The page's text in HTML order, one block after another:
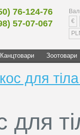
76-124-76
57-07-067
€
Канцтовари Зоотовари
для
для